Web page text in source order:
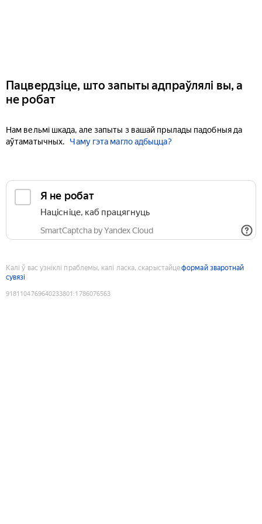
Пацвердзіце, што запыты адпраўлялі вы, а
не робат
Нам вельмі шкада, але запыты з вашай прылады падобныя да
аўтаматычных.
Чаму гэта магло адбыцца?
Я не робат
Націсніце, каб працягнуць
SmartCaptcha by Yandex Cloud
Калі ў вас узніклі праблемы, калі ласка, скарыстайцеформай зваротнай
сувязі
9181104769640233801 :1786076563